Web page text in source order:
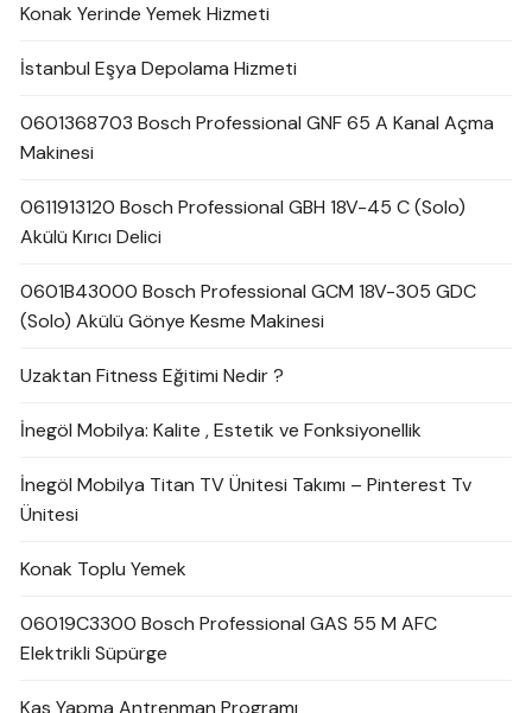
Konak Yerinde Yemek Hizmeti
İstanbul Eşya Depolama Hizmeti
0601368703 Bosch Professional GNF 65 A Kanal Açma
Makinesi
0611913120 Bosch Professional GBH 18V-45 C (Solo)
Akülü Kırıcı Delici
0601B43000 Bosch Professional GCM 18V-305 GDC
(Solo) Akülü Gönye Kesme Makinesi
Uzaktan Fitness Eğitimi Nedir ?
İnegöl Mobilya: Kalite , Estetik ve Fonksiyonellik
İnegöl Mobilya Titan TV Ünitesi Takımı – Pinterest Tv
Ünitesi
Konak Toplu Yemek
06019C3300 Bosch Professional GAS 55 M AFC
Elektrikli Süpürge
Kas Yapma Antrenman Programı